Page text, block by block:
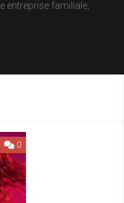
entreprise familiale,
0